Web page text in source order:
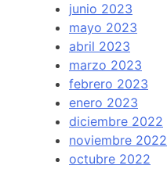
junio 2023
mayo 2023
abril 2023
marzo 2023
febrero 2023
enero 2023
diciembre 2022
noviembre 2022
octubre 2022